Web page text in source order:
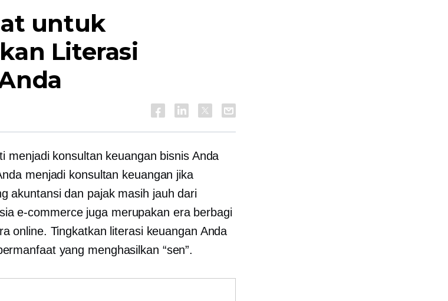
untuk
Literasi
menjadi konsultan keuangan bisnis Anda
menjadi konsultan keuangan jika
akuntansi dan pajak masih jauh dari
e-commercejuga merupakan era berbagi
online. Tingkatkan literasi keuangan Anda
yang menghasilkan “sen”.